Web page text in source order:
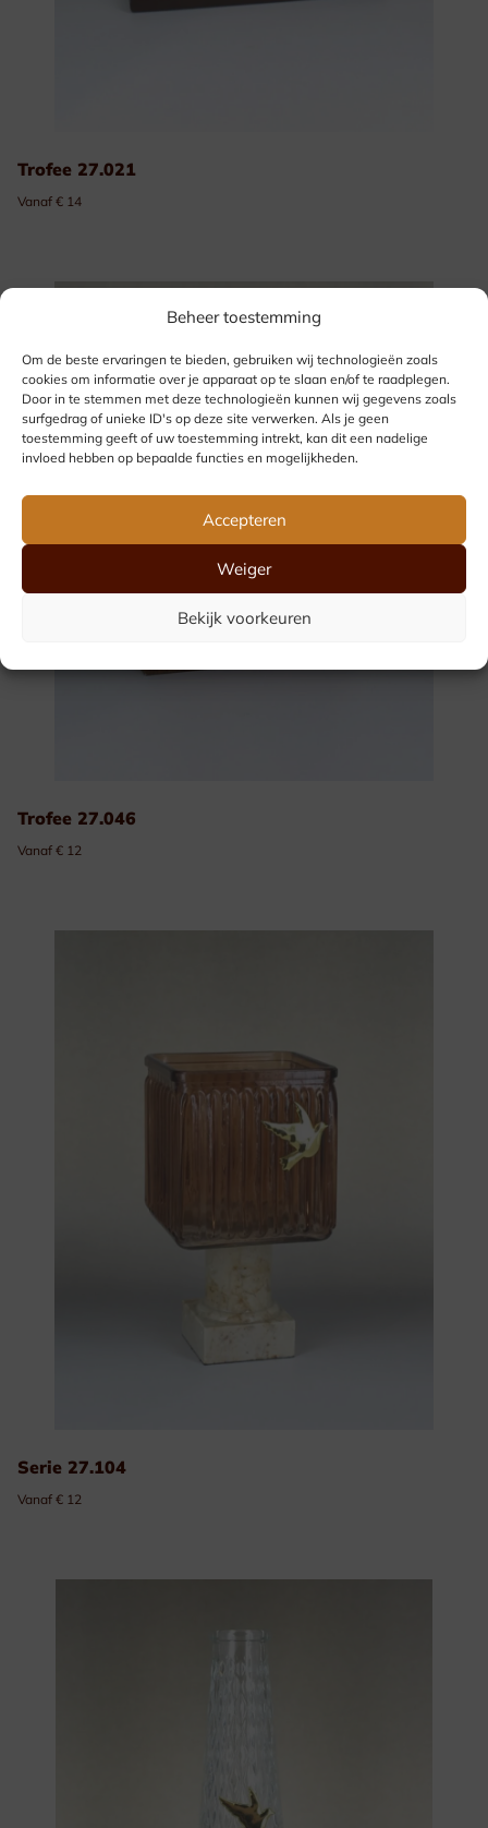
Beheer toestemming
Om de beste ervaringen te bieden, gebruiken wij technologieën zoals
cookies om informatie over je apparaat op te slaan en/of te raadplegen.
Door in te stemmen met deze technologieën kunnen wij gegevens zoals
surfgedrag of unieke ID's op deze site verwerken. Als je geen
toestemming geeft of uw toestemming intrekt, kan dit een nadelige
invloed hebben op bepaalde functies en mogelijkheden.
Accepteren
Weiger
Bekijk voorkeuren
Trofee 27.021
Vanaf € 14
Trofee 27.046
Vanaf € 12
Serie 27.104
Vanaf € 12